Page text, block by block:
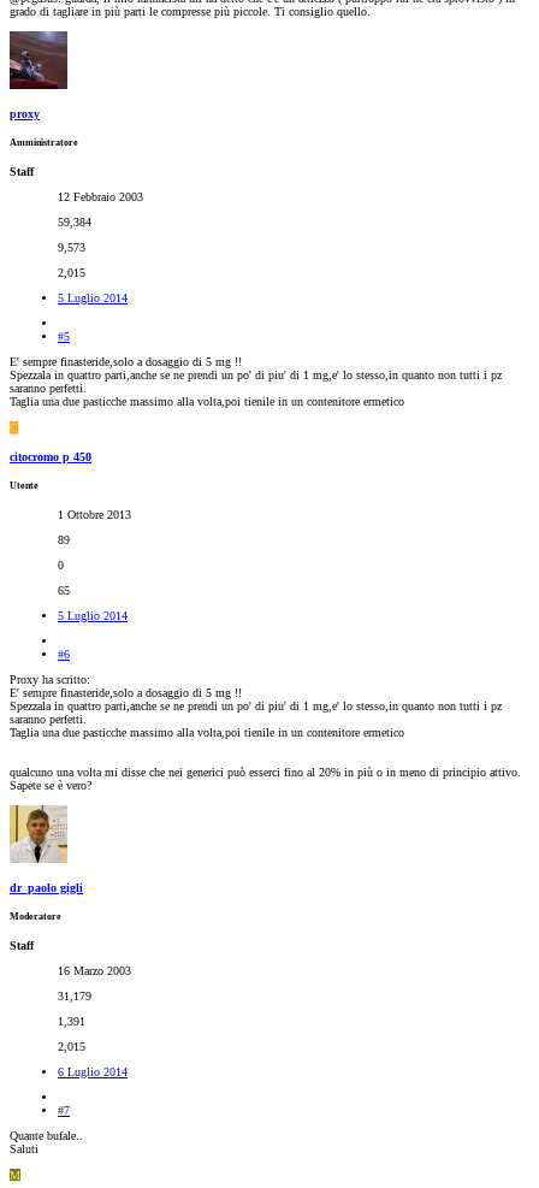
grado di tagliare in più parti le compresse più piccole. Ti consiglio quello.
proxy
Amministratore
Staff
12 Febbraio 2003
59,384
9,573
2,015
5 Luglio 2014
#5
E' sempre finasteride,solo a dosaggio di 5 mg !!
Spezzala in quattro parti,anche se ne prendi un po' di piu' di 1 mg,e' lo stesso,in quanto non tutti i pz
saranno perfetti.
Taglia una due pasticche massimo alla volta,poi tienile in un contenitore ermetico
C
citocromo p 450
Utente
1 Ottobre 2013
89
0
65
5 Luglio 2014
#6
Proxy ha scritto:
E' sempre finasteride,solo a dosaggio di 5 mg !!
Spezzala in quattro parti,anche se ne prendi un po' di piu' di 1 mg,e' lo stesso,in quanto non tutti i pz
saranno perfetti.
Taglia una due pasticche massimo alla volta,poi tienile in un contenitore ermetico
qualcuno una volta mi disse che nei generici può esserci fino al 20% in più o in meno di principio attivo.
Sapete se è vero?
dr_paolo gigli
Moderatore
Staff
16 Marzo 2003
31,179
1,391
2,015
6 Luglio 2014
#7
Quante bufale..
Saluti
M